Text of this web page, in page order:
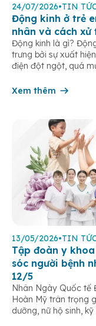
24/07/2026•TIN
Động kinh ở trẻ
nhân và cách xử
Động kinh là gì?
trưng bởi sự xuất
điện đột ngột, quá
Xem thêm
13/05/2026•TIN
Tập đoàn y
sóc người bệnh
12/5
Nhân Ngày Quốc tế
Hoàn Mỹ trân trọng
dưỡng, nữ hộ sinh,